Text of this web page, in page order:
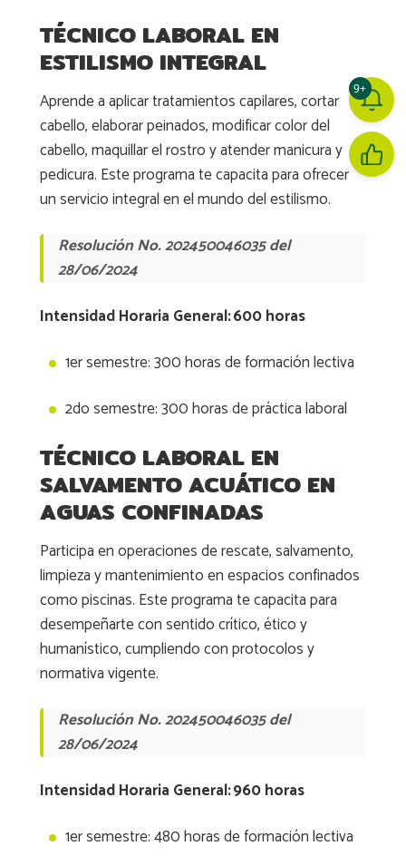
9+
TÉCNICO LABORAL EN
ESTILISMO INTEGRAL
Aprende a aplicar tratamientos capilares, cortar
cabello, elaborar peinados, modificar color del
cabello, maquillar el rostro y atender manicura y
pedicura. Este programa te capacita para ofrecer
un servicio integral en el mundo del estilismo.
Resolución No. 202450046035 del
28/06/2024
Intensidad Horaria General: 600 horas
1er semestre: 300 horas de formación lectiva
2do semestre: 300 horas de práctica laboral
TÉCNICO LABORAL EN
SALVAMENTO ACUÁTICO EN
AGUAS CONFINADAS
Participa en operaciones de rescate, salvamento,
limpieza y mantenimiento en espacios confinados
como piscinas. Este programa te capacita para
desempeñarte con sentido crítico, ético y
humanístico, cumpliendo con protocolos y
normativa vigente.
Resolución No. 202450046035 del
28/06/2024
Intensidad Horaria General: 960 horas
1er semestre: 480 horas de formación lectiva